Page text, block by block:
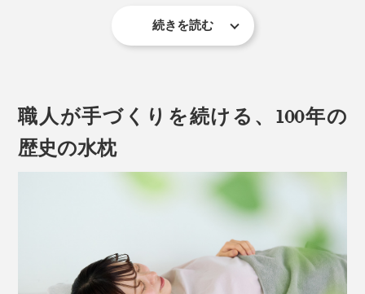
近年、冬はインフルエンザやコロナといった、感染症の
氷水の冷たさが、ダイレクトに長続きする「水枕」は、
じわじわブームになっています。
続きを読む
職人が手づくりを続ける、100年の
歴史の水枕